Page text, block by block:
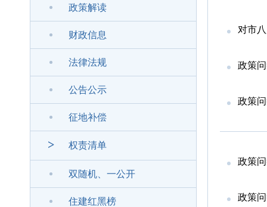
政策解读
财政信息
法律法规
公告公示
征地补偿
> 权责清单
双随机、一公开
住建红黑榜
对市
政策
政策
政策
政策